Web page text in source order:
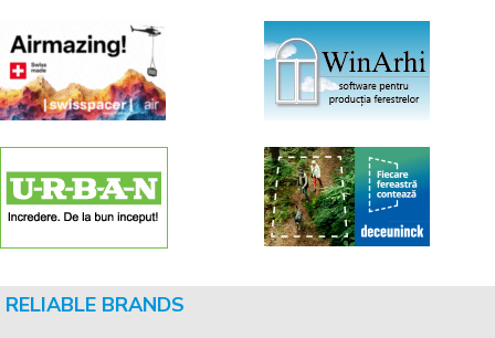
RELIABLE BRANDS